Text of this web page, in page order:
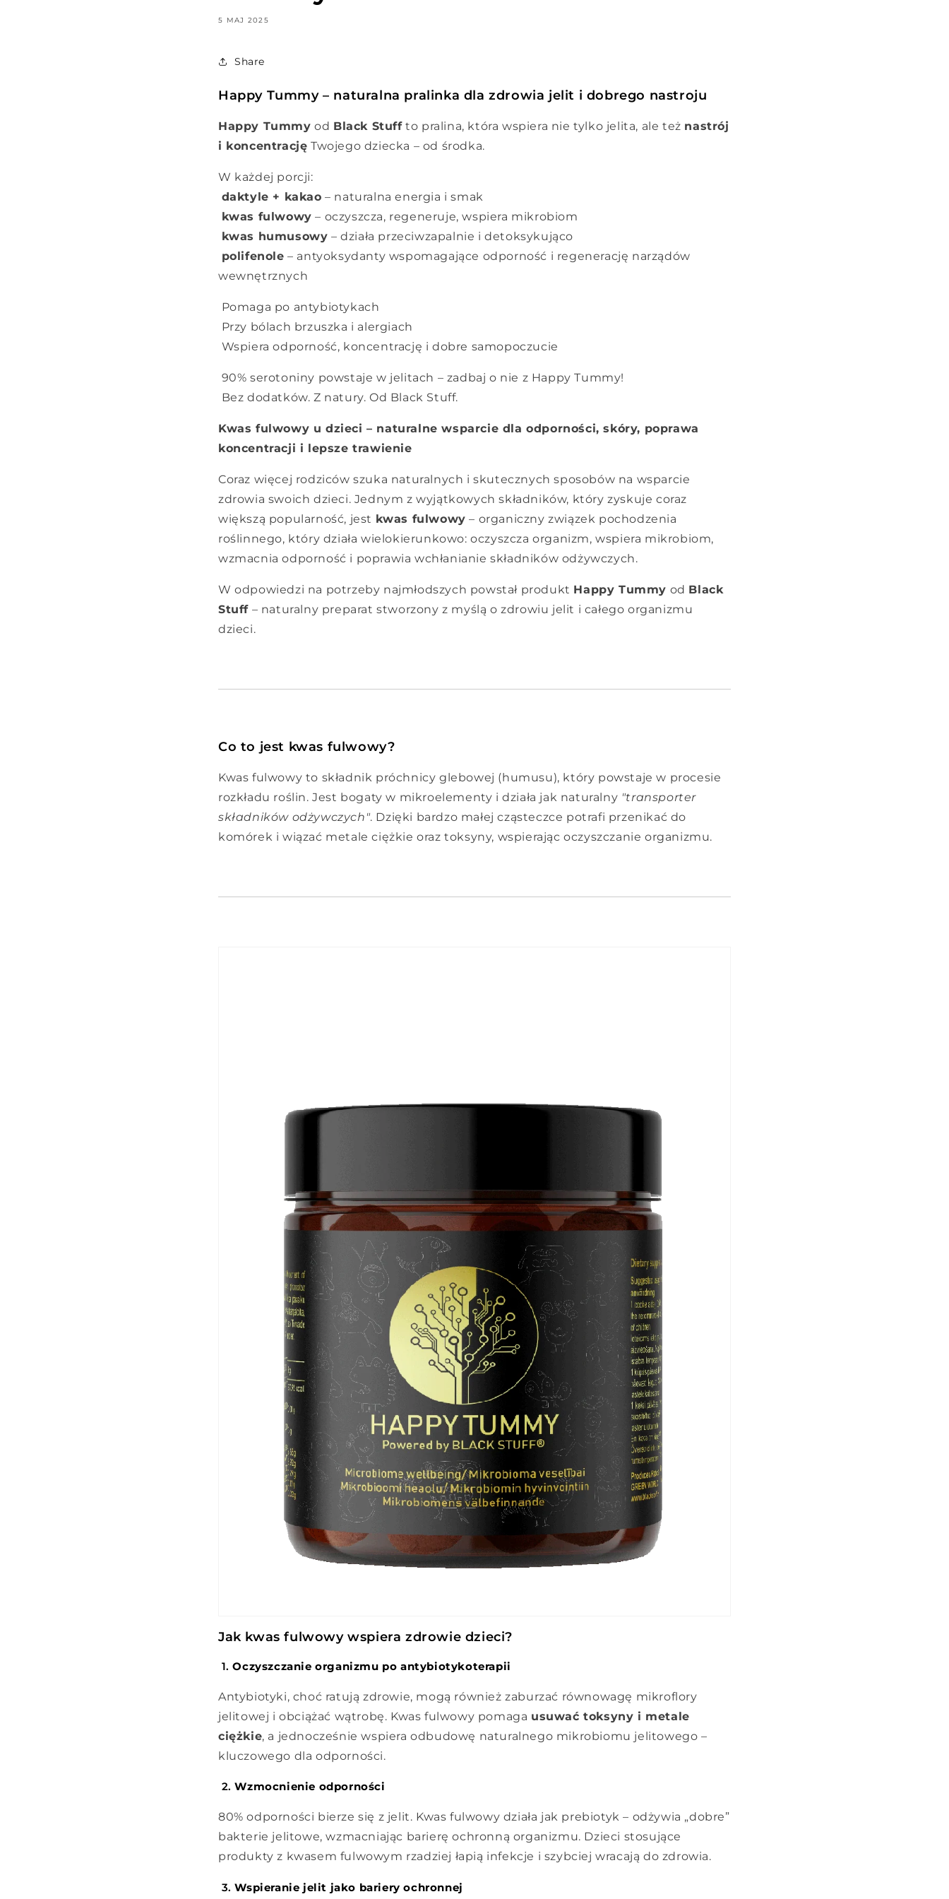
5 MAJ 2025
Share
Happy Tummy – naturalna pralinka dla zdrowia jelit i dobrego nastroju
Happy Tummy od Black Stuffto pralina, która wspiera nie tylko jelita, ale też nastrój
i koncentrację Twojego dziecka – od środka.
W każdej porcji:
daktyle + kakao – naturalna energia i smak
kwas fulwowy – oczyszcza, regeneruje, wspiera mikrobiom
kwas humusowy – działa przeciwzapalnie i detoksykująco
polifenole – antyoksydanty wspomagające odporność i regenerację narządów
wewnętrznych
Pomaga po antybiotykach
Przy bólach brzuszka i alergiach
Wspiera odporność, koncentrację i dobre samopoczucie
90% serotoniny powstaje w jelitach – zadbaj o nie z Happy Tummy!
Bez dodatków. Z natury. Od Black Stuff.
Kwas fulwowy u dzieci – naturalne wsparcie dla odporności, skóry, poprawa
koncentracji i lepsze trawienie
Coraz więcej rodziców szuka naturalnych i skutecznych sposobów na wsparcie
zdrowia swoich dzieci. Jednym z wyjątkowych składników, który zyskuje coraz
większą popularność, jest kwas fulwowy – organiczny związek pochodzenia
roślinnego, który działa wielokierunkowo: oczyszcza organizm, wspiera mikrobiom,
wzmacnia odporność i poprawia wchłanianie składników odżywczych.
W odpowiedzi na potrzeby najmłodszych powstał produkt Happy Tummy od Black
Stuff – naturalny preparat stworzony z myślą o zdrowiu jelit i całego organizmu
dzieci.
Co to jest kwas fulwowy?
Kwas fulwowy to składnik próchnicy glebowej (humusu), który powstaje w procesie
rozkładu roślin. Jest bogaty w mikroelementy i działa jak naturalny "transporter
składników odżywczych". Dzięki bardzo małej cząsteczce potrafi przenikać do
komórek i wiązać metale ciężkie oraz toksyny, wspierając oczyszczanie organizmu.
Jak kwas fulwowy wspiera zdrowie dzieci?
1. Oczyszczanie organizmu po antybiotykoterapii
Antybiotyki, choć ratują zdrowie, mogą również zaburzać równowagę mikroflory
jelitowej i obciążać wątrobę. Kwas fulwowy pomaga usuwać toksyny i metale
ciężkie, a jednocześnie wspiera odbudowę naturalnego mikrobiomu jelitowego –
kluczowego dla odporności.
2. Wzmocnienie odporności
80% odporności bierze się z jelit. Kwas fulwowy działa jak prebiotyk – odżywia „dobre”
bakterie jelitowe, wzmacniając barierę ochronną organizmu. Dzieci stosujące
produkty z kwasem fulwowym rzadziej łapią infekcje i szybciej wracają do zdrowia.
3. Wspieranie jelit jako bariery ochronnej